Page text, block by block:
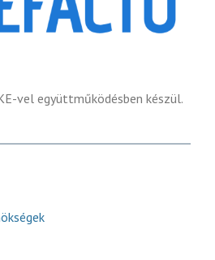
vel együttműködésben készül.